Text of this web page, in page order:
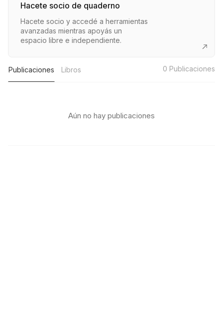
Hacete socio de quaderno
Hacete socio y accedé a herramientas
avanzadas mientras apoyás un
espacio libre e independiente.
Publicaciones Libros 0 Publicaciones
Aún no hay publicaciones